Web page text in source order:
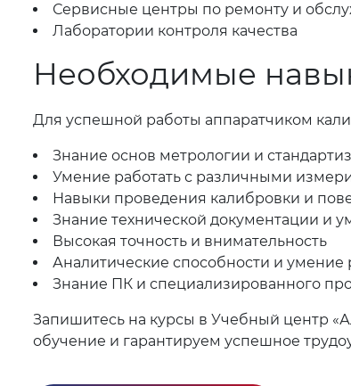
Сервисные центры по ремонту и
Лаборатории контроля качества
Необходимые
Для успешной работы аппаратчиком
Знание основ метрологии и
Умение работать с различными
Навыки проведения калибровки и
Знание технической документации и
Высокая точность и внимательность
Аналитические способности и умение
Знание ПК и специализированного
Запишитесь на курсы в Учебный центр
обучение и гарантируем успешное